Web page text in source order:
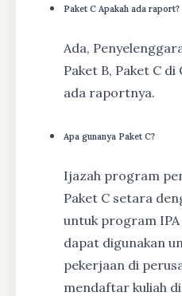
Paket C Apakah ada raport?
Ada,
Paket B, Paket C
ada raportnya.
Apa gunanya Paket C?
Ijazah program
Paket C setara
untuk program IPA
dapat digunakan
pekerjaan di
mendaftar kuliah